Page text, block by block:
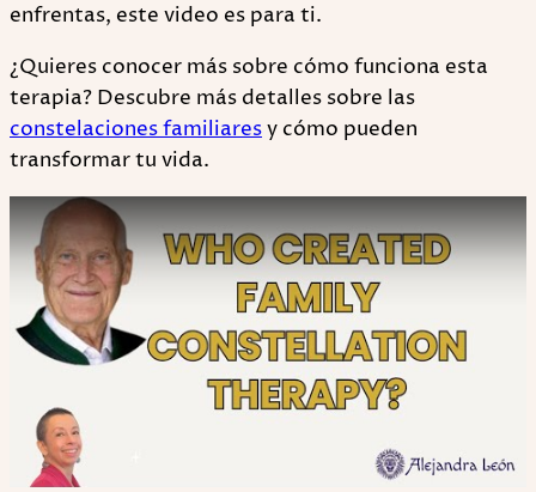
enfrentas, este video es para ti.
¿Quieres conocer más sobre cómo funciona esta
terapia? Descubre más detalles sobre las
constelaciones familiaresy cómo pueden
transformar tu vida.
Play